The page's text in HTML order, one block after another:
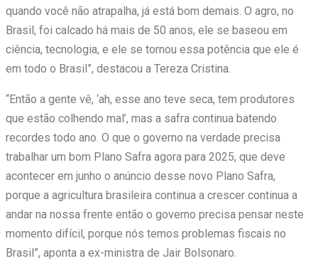
quando você não atrapalha, já está bom demais. O agro, no
Brasil, foi calcado há mais de 50 anos, ele se baseou em
ciência, tecnologia, e ele se tornou essa potência que ele é
em todo o Brasil”, destacou a Tereza Cristina.
“Então a gente vê, ‘ah, esse ano teve seca, tem produtores
que estão colhendo mal’, mas a safra continua batendo
recordes todo ano. O que o governo na verdade precisa
trabalhar um bom Plano Safra agora para 2025, que deve
acontecer em junho o anúncio desse novo Plano Safra,
porque a agricultura brasileira continua a crescer continua a
andar na nossa frente então o governo precisa pensar neste
momento difícil, porque nós temos problemas fiscais no
Brasil”, aponta a ex-ministra de Jair Bolsonaro.